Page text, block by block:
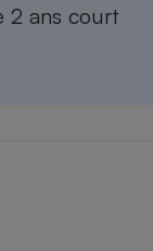
2 ans court